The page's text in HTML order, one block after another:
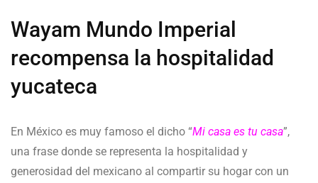
Wayam Mundo Imperial
recompensa la hospitalidad
yucateca
En México es muy famoso el dicho “Mi casa es tu casa”,
una frase donde se representa la hospitalidad y
generosidad del mexicano al compartir su hogar con un